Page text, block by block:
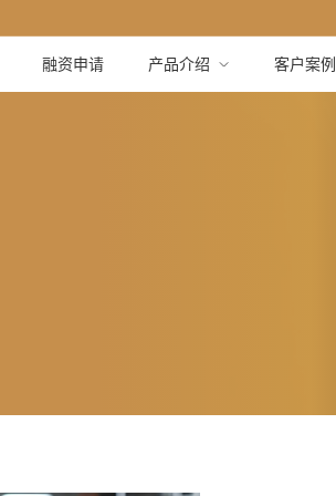
融资申请 产品介绍 客户案例